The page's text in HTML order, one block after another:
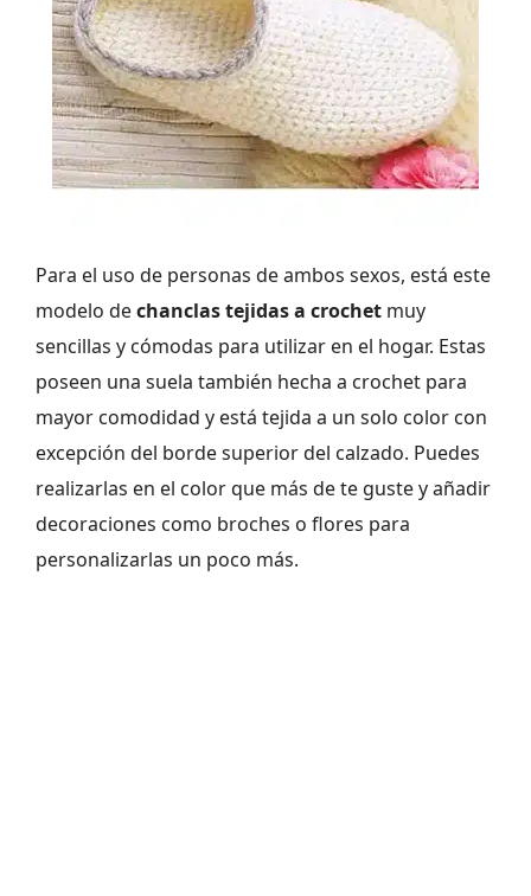
Para el uso de personas de ambos sexos, está este
modelo dechanclas tejidas a crochet muy
sencillas y cómodas para utilizar en el hogar. Estas
poseen una suela también hecha a crochet para
mayor comodidad y está tejida a un solo color con
excepción del borde superior del calzado. Puedes
realizarlas en el color que más de te guste y añadir
decoraciones como broches o flores para
personalizarlas un poco más.